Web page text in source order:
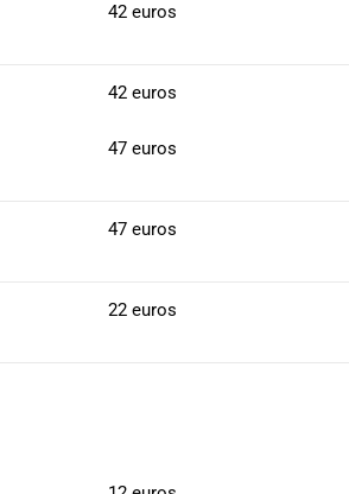
42 euros
42 euros
47 euros
47 euros
22 euros